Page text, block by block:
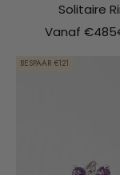
Solitaire
Vanaf €485
BESPAAR €121